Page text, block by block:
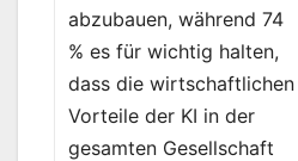
abzubauen, während 74
% es für wichtig halten,
dass die wirtschaftlichen
Vorteile der KI in der
gesamten Gesellschaft